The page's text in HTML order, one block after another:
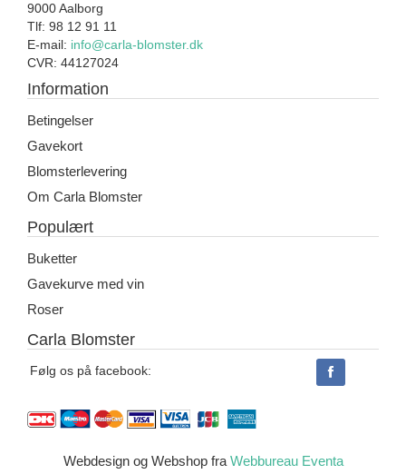
9000 Aalborg
Tlf: 98 12 91 11
E-mail: info@carla-blomster.dk
CVR: 44127024
Information
Betingelser
Gavekort
Blomsterlevering
Om Carla Blomster
Populært
Buketter
Gavekurve med vin
Roser
Carla Blomster
Følg os på facebook:
Webdesign og Webshop fra Webbureau Eventa